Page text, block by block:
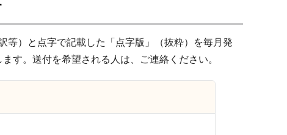
等）と点字で記載した「点字版」（抜粋）を毎月発
す。送付を希望される人は、ご連絡ください。